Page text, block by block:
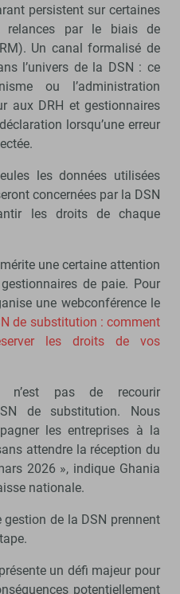
persistent sur certaines
relances par le biais de
Un canal formalisé de
l’univers de la DSN : ce
ou l’administration
aux DRH et gestionnaires
lorsqu’une erreur
les données utilisées
concernées par la DSN
les droits de chaque
une certaine attention
de paie. Pour
une webconférence le
de substitution : comment
les droits de vos
n’est pas de recourir
de substitution. Nous
les entreprises à la
attendre la réception du
2026 », indique Ghania
nationale.
de la DSN prennent
un défi majeur pour
potentiellement